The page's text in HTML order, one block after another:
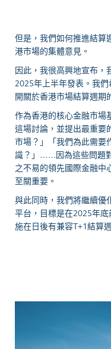
但是，我們如何推進結算
港市場的集體意見。
因此，我很高興地宣布，
2025年上半年發表。 我們
開關於香港市場結算週期
作為香港的核心金融市場
這場討論，並提出最重要
市場？」「我們為此需要
識？」……因為這些問題
之不易的領先國際金融中
至關重要。
與此同時，我們將繼續優
平台，目標是在2025年
施在日後有兼容T+1結算